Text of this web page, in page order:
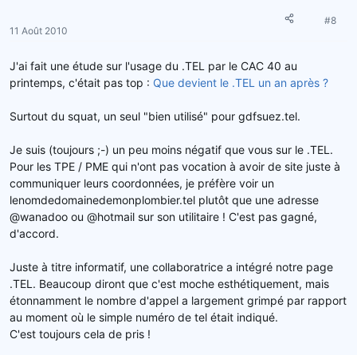
11 Août 2010
#8
J'ai fait une étude sur l'usage du .TEL par le CAC 40 au
printemps, c'était pas top : Que devient le .TEL un an après ?
Surtout du squat, un seul "bien utilisé" pour gdfsuez.tel.
Je suis (toujours ;-) un peu moins négatif que vous sur le .TEL.
Pour les TPE / PME qui n'ont pas vocation à avoir de site juste à
communiquer leurs coordonnées, je préfère voir un
lenomdedomainedemonplombier.tel plutôt que une adresse
@wanadoo ou @hotmail sur son utilitaire ! C'est pas gagné,
d'accord.
Juste à titre informatif, une collaboratrice a intégré notre page
.TEL. Beaucoup diront que c'est moche esthétiquement, mais
étonnamment le nombre d'appel a largement grimpé par rapport
au moment où le simple numéro de tel était indiqué.
C'est toujours cela de pris !